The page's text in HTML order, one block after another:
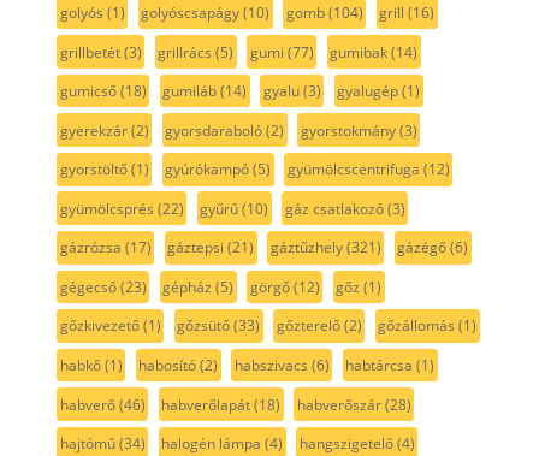
golyós (1) golyóscsapágy(10) gomb(104) grill (16)
grillbetét(3) grillrács (5) gumi (77) gumibak(14)
gumicső(18) gumiláb(14) gyalu(3) gyalugép(1)
gyerekzár(2) gyorsdaraboló(2) gyorstokmány(3)
gyorstöltő(1) gyúrókampó(5) gyümölcscentrifuga (12)
gyümölcsprés (22) gyűrű(10) gáz csatlakozó(3)
gázrózsa (17) gáztepsi (21) gáztűzhely(321) gázégő(6)
gégecső(23) gépház (5) görgő(12) gőz (1)
gőzkivezető(1) gőzsütő(33) gőzterelő(2) gőzállomás (1)
habkő(1) habosító(2) habszivacs (6) habtárcsa (1)
habverő(46) habverőlapát(18) habverőszár(28)
hajtómű(34) halogén lámpa (4) hangszigetelő(4)